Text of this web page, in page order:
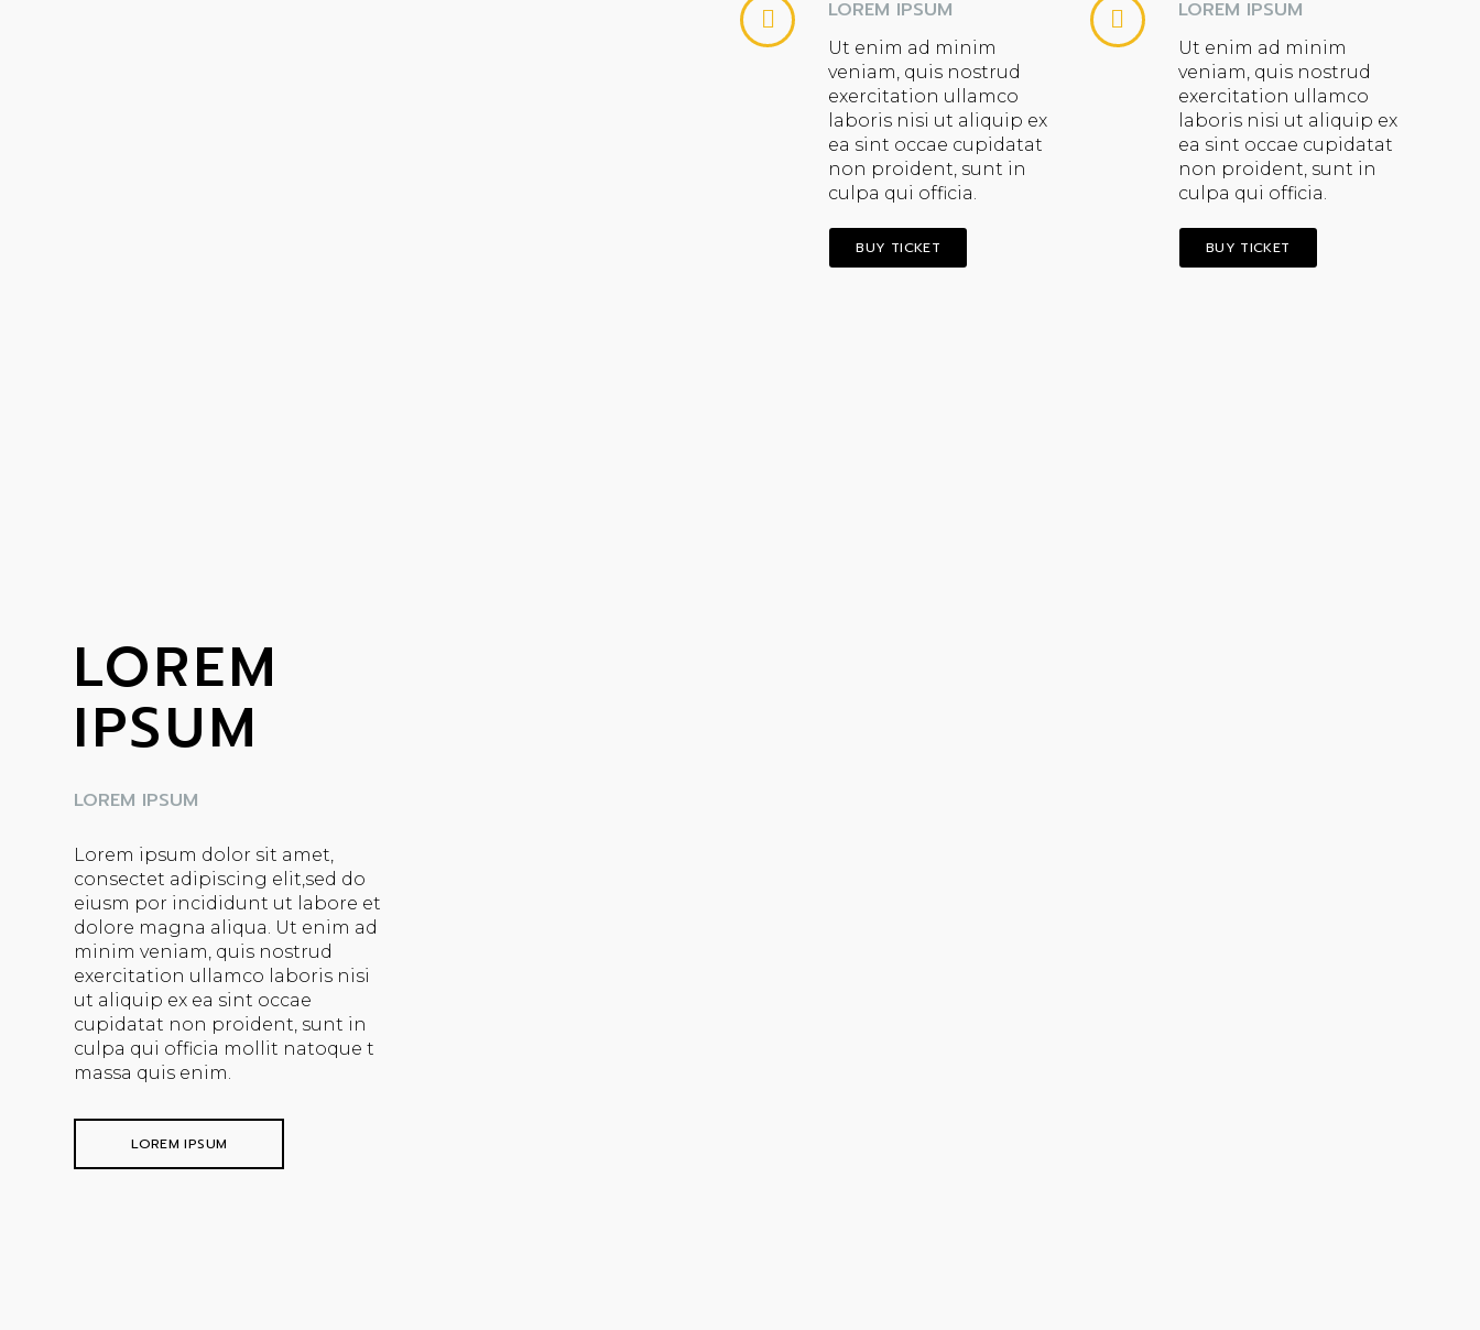
LOREM IPSUM
Ut enim ad minim
veniam, quis nostrud
exercitation ullamco
laboris nisi ut aliquip ex
ea sint occae cupidatat
non proident, sunt in
culpa qui officia.
BUY TICKET
LOREM IPSUM
Ut enim ad minim
veniam, quis nostrud
exercitation ullamco
laboris nisi ut aliquip ex
ea sint occae cupidatat
non proident, sunt in
culpa qui officia.
BUY TICKET
LOREM
IPSUM
LOREM IPSUM
Lorem ipsum dolor sit amet,
consectet adipiscing elit,sed do
eiusm por incididunt ut labore et
dolore magna aliqua. Ut enim ad
minim veniam, quis nostrud
exercitation ullamco laboris nisi
ut aliquip ex ea sint occae
cupidatat non proident, sunt in
culpa qui officia mollit natoque t
massa quis enim.
LOREM IPSUM